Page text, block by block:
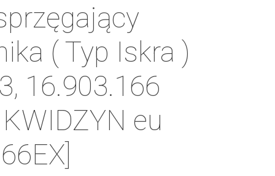
( Typ Iskra )
16.903.166
eu